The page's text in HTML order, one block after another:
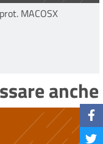
MACOSX
anche